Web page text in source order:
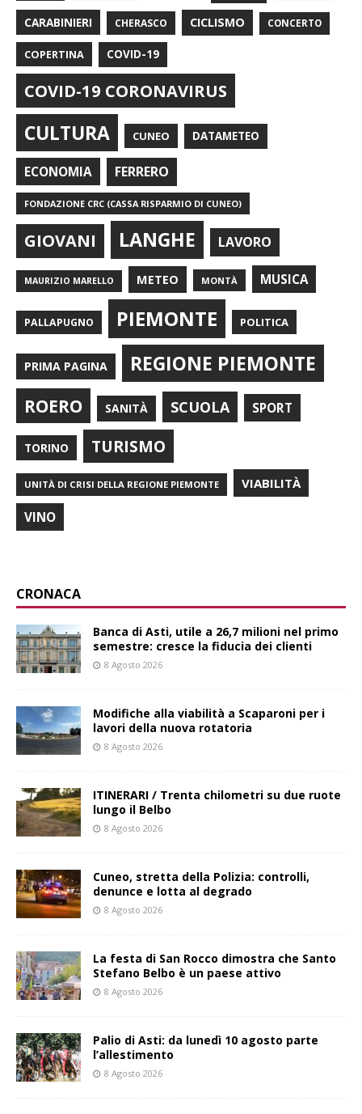
CARABINIERI CHERASCO CICLISMO CONCERTO
COPERTINA COVID-19
COVID-19 CORONAVIRUS
CULTURA CUNEO DATAMETEO
ECONOMIA FERRERO
FONDAZIONE CRC (CASSA RISPARMIO DI CUNEO)
GIOVANI LANGHE LAVORO
MAURIZIO MARELLO METEO MONTÀ MUSICA
PALLAPUGNO PIEMONTE POLITICA
PRIMA PAGINA REGIONE PIEMONTE
ROERO SANITÀ SCUOLA SPORT
TORINO TURISMO
UNITÀ DI CRISI DELLA REGIONE PIEMONTE VIABILITÀ
VINO
CRONACA
Banca di Asti, utile a 26,7 milioni nel primo
semestre: cresce la fiducia dei clienti
8 Agosto 2026
Modifiche alla viabilità a Scaparoni per i
lavori della nuova rotatoria
8 Agosto 2026
ITINERARI / Trenta chilometri su due ruote
lungo il Belbo
8 Agosto 2026
Cuneo, stretta della Polizia: controlli,
denunce e lotta al degrado
8 Agosto 2026
La festa di San Rocco dimostra che Santo
Stefano Belbo è un paese attivo
8 Agosto 2026
Palio di Asti: da lunedì 10 agosto parte
l’allestimento
8 Agosto 2026